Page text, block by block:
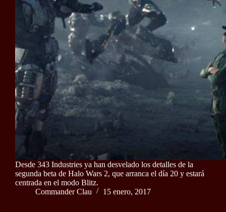
Desde 343 Industries ya han desvelado los detalles de la
segunda beta de Halo Wars 2, que arranca el día 20 y estará
centrada en el modo Blitz.
Commander Clau
15 enero, 2017